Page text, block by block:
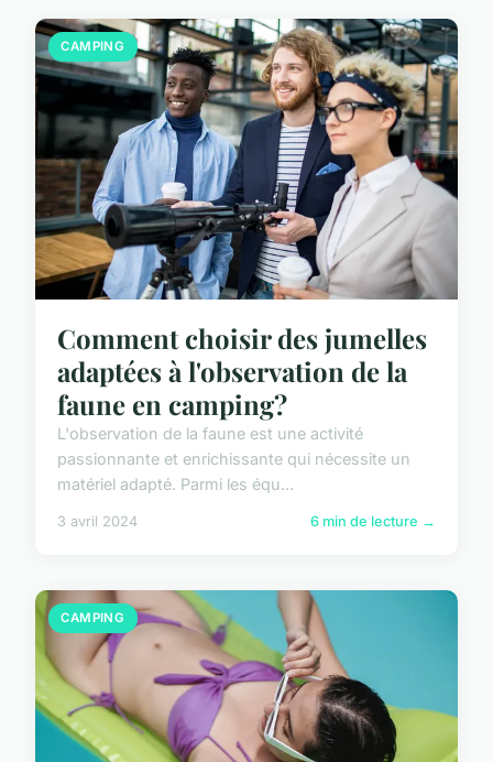
CAMPING
Comment choisir des jumelles
adaptées à l'observation de la
faune en camping?
L'observation de la faune est une activité
passionnante et enrichissante qui nécessite un
matériel adapté. Parmi les équ...
3 avril 2024 6 min de lecture →
CAMPING